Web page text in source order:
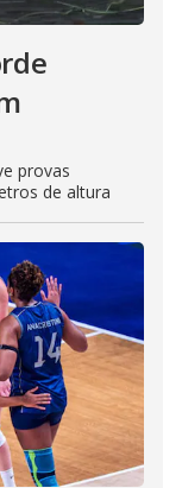
provas
de altura